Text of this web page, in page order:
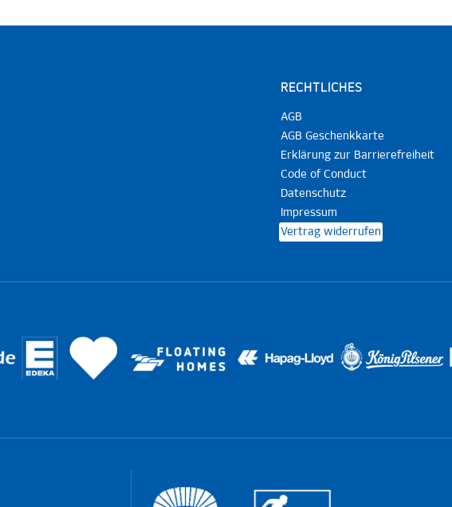
RECHTLICHES
AGB
AGB Geschenkkarte
Erklärung zur Barrierefreiheit
Code of Conduct
Datenschutz
Impressum
Vertrag widerrufen